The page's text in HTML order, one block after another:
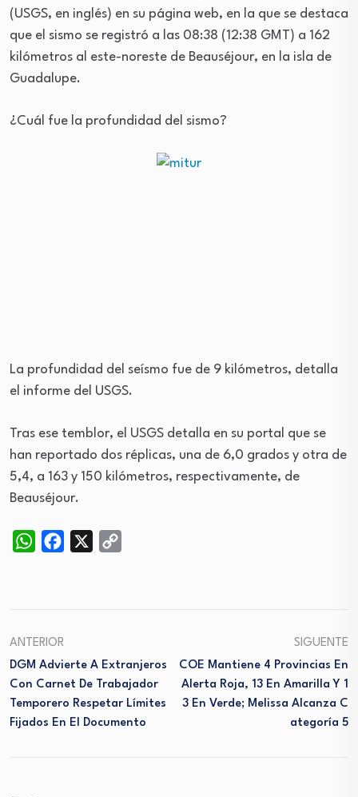
(USGS, en inglés) en su página web, en la que se destaca
que el sismo se registró a las 08:38 (12:38 GMT) a 162
kilómetros al este-noreste de Beauséjour, en la isla de
Guadalupe.
¿Cuál fue la profundidad del sismo?
La profundidad del seísmo fue de 9 kilómetros, detalla
el informe del USGS.
Tras ese temblor, el USGS detalla en su portal que se
han reportado dos réplicas, una de 6,0 grados y otra de
5,4, a 163 y 150 kilómetros, respectivamente, de
Beauséjour.
WhatsAppFacebook
ANTERIOR
DGM Advierte A Extranjeros
Con Carnet De Trabajador
Temporero Respetar Límites
Fijados En El Documento
SIGUENTE
COE Mantiene 4 Provincias En
Alerta Roja, 13 En Amarilla Y 1
3 En Verde; Melissa Alcanza C
Ategoría 5